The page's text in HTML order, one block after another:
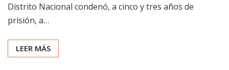
Distrito Nacional condenó, a cinco y tres años de
prisión, a…
LEER MÁS